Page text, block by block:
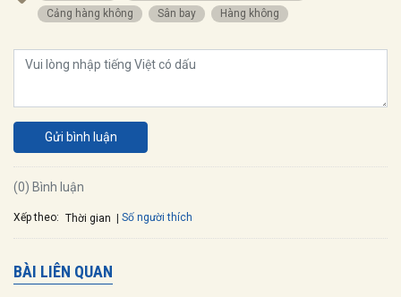
Cảng hàng không
Sân bay Hàng không
Gửi bình luận
(0) Bình luận
Xếp theo: Thời gian Số người thích
BÀI LIÊN QUAN